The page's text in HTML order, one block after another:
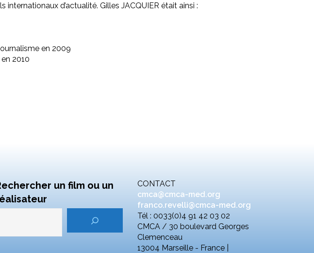
d’actualité. Gilles JACQUIER était ainsi :
en 2009
2010
un film ou un
CONTACT
cmca@cmca-med.org
franco.revelli@cmca-med.org
Tél : 0033(0)4 91 42 03 02
CMCA / 30 boulevard Georges
Clemenceau
13004 Marseille - France |